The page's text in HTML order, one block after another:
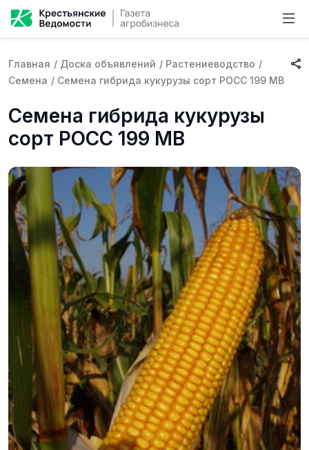
Главная / Доска объявлений / Растениеводство /
Семена / Семена гибрида кукурузы сорт РОСС 199 МВ
Семена гибрида кукурузы
сорт РОСС 199 МВ